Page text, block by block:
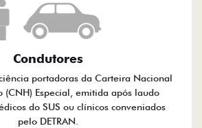
Condutores
portadoras da Carteira Nacional
Especial, emitida após laudo
do SUS ou clínicos conveniados
pelo DETRAN.